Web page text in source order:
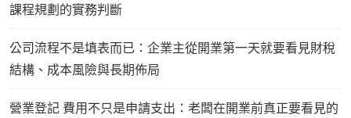
課程規劃的實務判斷
公司流程不是填表而已：企業主從開業第一天就要看見財稅
結構、成本風險與長期佈局
營業登記 費用不只是申請支出：老闆在開業前真正要看見的